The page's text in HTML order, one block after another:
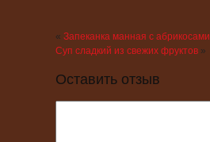
« Запеканка манная с абрикосами
Суп сладкий из свежих фруктов »
Оставить отзыв